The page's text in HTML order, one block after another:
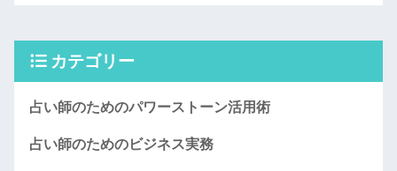
カテゴリー
占い師のためのパワーストーン活用術
占い師のためのビジネス実務